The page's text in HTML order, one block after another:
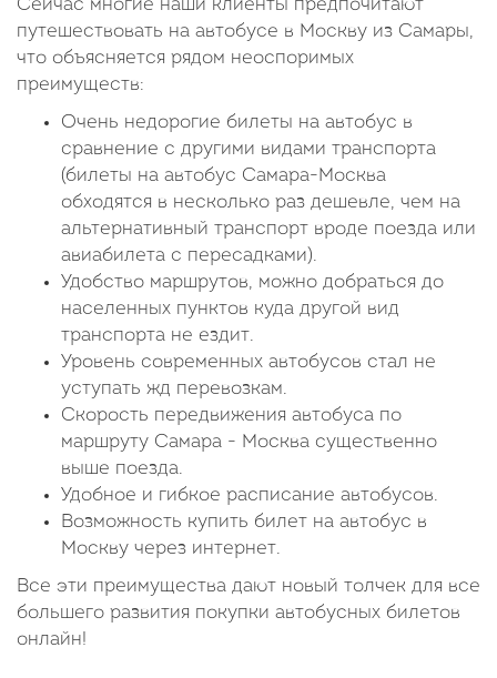
Сейчас многие наши клиенты предпочитают
путешествовать на автобусе в Москву из Самары,
что объясняется рядом неоспоримых
преимуществ:
Очень недорогие билеты на автобус в
сравнение с другими видами транспорта
(билеты на автобус Самара-Москва
обходятся в несколько раз дешевле, чем на
альтернативный транспорт вроде поезда или
авиабилета с пересадками).
Удобство маршрутов, можно добраться до
населенных пунктов куда другой вид
транспорта не ездит.
Уровень современных автобусов стал не
уступать жд перевозкам.
Скорость передвижения автобуса по
маршруту Самара - Москва существенно
выше поезда.
Удобное и гибкое расписание автобусов.
Возможность купить билет на автобус в
Москву через интернет.
Все эти преимущества дают новый толчек для все
большего развития покупки автобусных билетов
онлайн!